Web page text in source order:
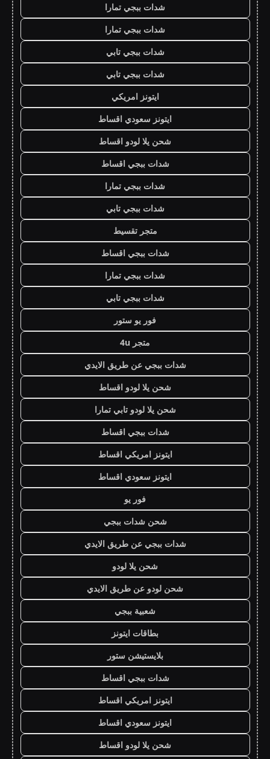
شدات ببجي تمارا
شدات ببجي تمارا
شدات ببجي تابي
شدات ببجي تابي
ايتونز امريكي
ايتونز سعودي اقساط
شحن يلا لودو اقساط
شدات ببجي اقساط
شدات ببجي تمارا
شدات ببجي تابي
متجر تقسيط
شدات ببجي اقساط
شدات ببجي تمارا
شدات ببجي تابي
فور يو ستور
متجر 4u
شدات ببجي عن طريق الايدي
شحن يلا لودو اقساط
شحن يلا لودو تابي تمارا
شدات ببجي اقساط
ايتونز امريكي اقساط
ايتونز سعودي اقساط
فور يو
شحن شدات ببجي
شدات ببجي عن طريق الايدي
شحن يلا لودو
شحن لودو عن طريق الايدي
شعبية ببجي
بطاقات ايتونز
بلايستيشن ستور
شدات ببجي اقساط
ايتونز امريكي اقساط
ايتونز سعودي اقساط
شحن يلا لودو اقساط